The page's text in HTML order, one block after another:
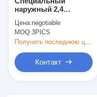
наружный 2,4
экрана с ЖК-
дисплеем TFT для
спортивной камеры
Цена:negotiable
MOQ:3PICS
Получить последнюю цену
Контакт